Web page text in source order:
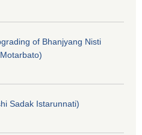
of Bhanjyang Nisti
Sadak Istarunnati)